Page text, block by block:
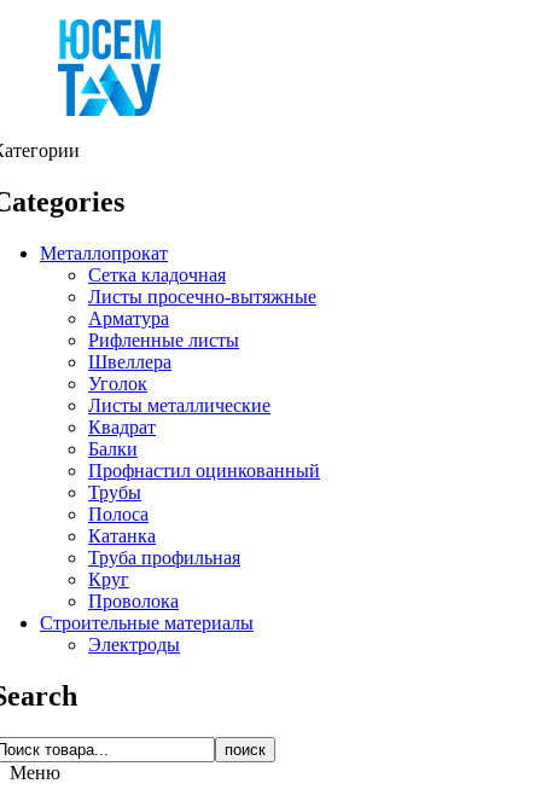
Металлопрокат
Сетка кладочная
Листы просечно-вытяжные
Арматура
Рифленные листы
Швеллера
Уголок
Листы металлические
Квадрат
Балки
Профнастил оцинкованный
Трубы
Полоса
Катанка
Труба профильная
Круг
Проволока
Строительные материалы
Электроды
поиск
Меню